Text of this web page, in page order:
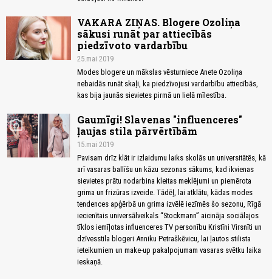
VAKARA ZIŅAS. Blogere Ozoliņa
sākusi runāt par attiecībās
piedzīvoto vardarbību
25.mai 2019
Modes blogere un mākslas vēsturniece Anete Ozoliņa
nebaidās runāt skaļi, ka piedzīvojusi vardarbību attiecībās,
kas bija jaunās sievietes pirmā un lielā mīlestība.
photo_camera
Gaumīgi! Slavenas "influenceres"
ļaujas stila pārvērtībām
15.mai 2019
Pavisam drīz klāt ir izlaidumu laiks skolās un universitātēs, kā
arī vasaras ballīšu un kāzu sezonas sākums, kad ikvienas
sievietes prātu nodarbina kleitas meklējumi un piemērota
grima un frizūras izveide. Tādēļ, lai atklātu, kādas modes
tendences apģērbā un grima izvēlē iezīmēs šo sezonu, Rīgā
iecienītais universālveikals “Stockmann” aicināja sociālajos
tīklos iemīļotas influenceres TV personību Kristīni Virsnīti un
dzīvesstila blogeri Anniku Petraškēvicu, lai ļautos stilista
ieteikumiem un make-up pakalpojumam vasaras svētku laika
ieskaņā.